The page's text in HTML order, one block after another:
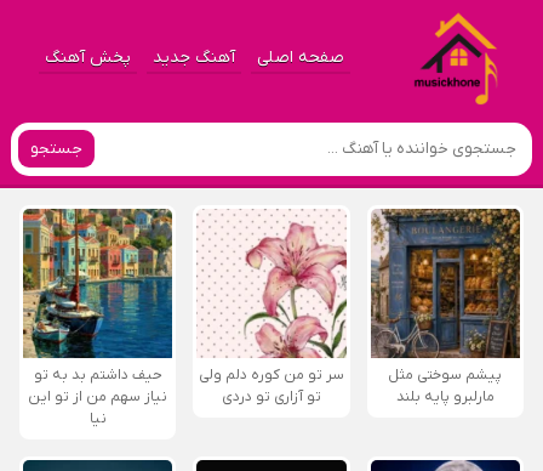
صفحه اصلی آهنگ جدید پخش آهنگ
جستجو
پیشم سوختی مثل
مارلبرو پایه بلند
سر تو من کوره دلم ولی
تو آزاری تو دردی
حیف داشتم بد به تو
نیاز سهم من از تو این
نیا